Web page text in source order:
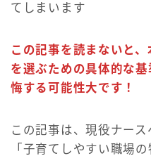
てしまいます
この記事を読まないと
を選ぶための具体的な
悔する可能性大です！
この記事は、現役ナー
「子育てしやすい職場